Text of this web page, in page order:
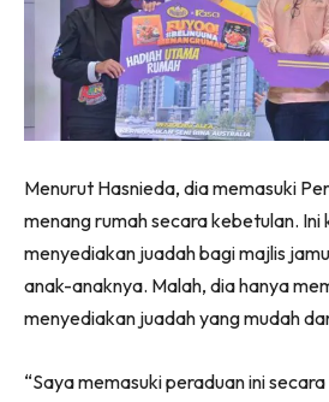
Menurut Hasnieda, dia memasuki
menang rumah secara kebetulan. Ini
menyediakan juadah bagi majlis
anak-anaknya. Malah, dia hanya
menyediakan juadah yang mudah
“Saya memasuki peraduan ini